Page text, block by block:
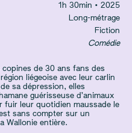
de 30 ans fans des
liégeoise avec leur carlin
sa dépression, elles
guérisseuse d’animaux
fuir leur quotidien maussade le
sans compter sur un
Wallonie entière.
1 h 30min • 2025
Long-métrage
Fiction
Comédie